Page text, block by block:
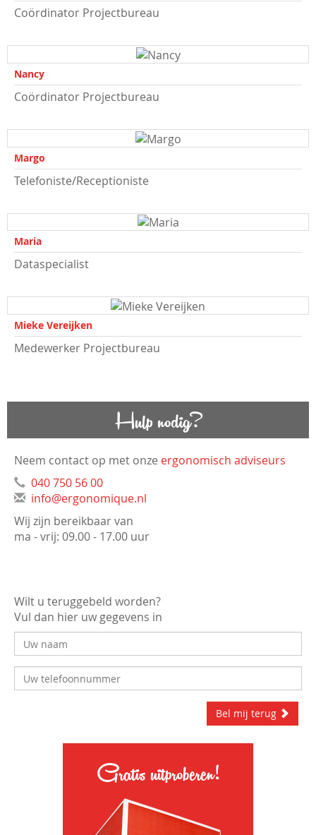
Coördinator Projectbureau
Nancy
Coördinator Projectbureau
Margo
Telefoniste/Receptioniste
Maria
Dataspecialist
Mieke Vereijken
Medewerker Projectbureau
Hulp nodig?
Neem contact op met onze ergonomisch adviseurs
040 750 56 00
info@ergonomique.nl
Wij zijn bereikbaar van
ma - vrij: 09.00 - 17.00 uur
Wilt u teruggebeld worden?
Vul dan hier uw gegevens in
Bel mij terug
Gratis uitproberen!